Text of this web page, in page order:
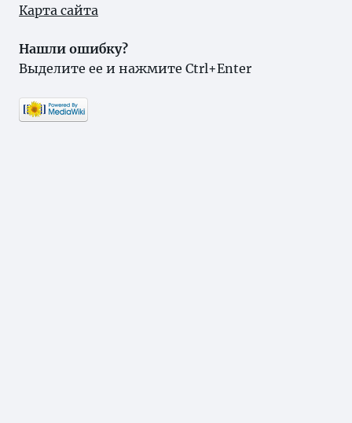
Карта сайта
Нашли ошибку?
Выделите ее и нажмите Ctrl+Enter